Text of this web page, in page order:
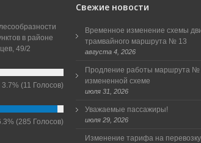
в районе
49/2
3.7% (11 Голосов)
(285 Голосов)
Свежие новости
Временное изменение схемы
трамвайного маршрута № 13
августа 4, 2026
Продление работы маршрута №
измененной схеме
июля 31, 2026
Уважаемые пассажиры!
июля 29, 2026
Изменение тарифа на